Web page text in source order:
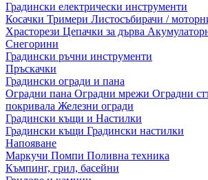
Градински електрически инструменти
Косачки Тримери Листосъбирачи /
Храсторези Цепачки за дърва
Снегорини
Градински ръчни инструменти
Пръскачки
Градински огради и пана
Оградни пана Оградни мрежи Оградни
покривала Железни огради
Градински къщи и Настилки
Градински къщи Градински настилки
Напояване
Маркучи Помпи Поливна техника
Къмпинг, грил, басейни